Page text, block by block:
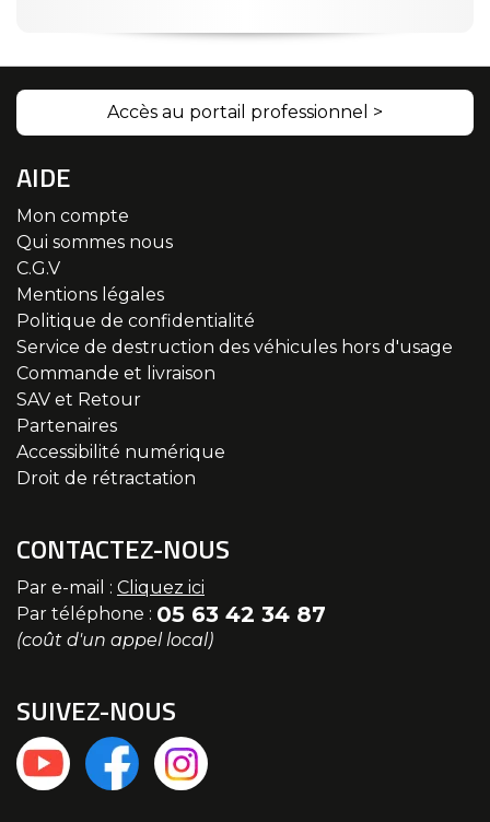
Accès au portail professionnel >
AIDE
Mon compte
Qui sommes nous
C.G.V
Mentions légales
Politique de confidentialité
Service de destruction des véhicules hors d'usage
Commande et livraison
SAV et Retour
Partenaires
Accessibilité numérique
Droit de rétractation
CONTACTEZ-NOUS
Par e-mail : Cliquez ici
Par téléphone : 05 63 42 34 87
(coût d'un appel local)
SUIVEZ-NOUS